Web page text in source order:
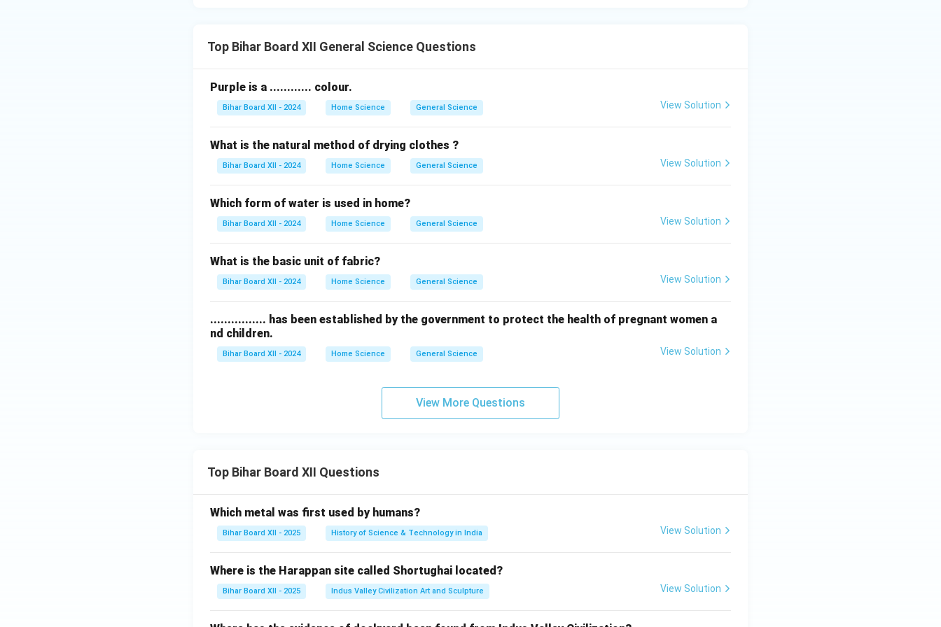
Top Bihar Board XII General Science Questions
Purple is a ............ colour.
Bihar Board XII - 2024 Home Science General Science View Solution
What is the natural method of drying clothes ?
Bihar Board XII - 2024 Home Science General Science View Solution
Which form of water is used in home?
Bihar Board XII - 2024 Home Science General Science View Solution
What is the basic unit of fabric?
Bihar Board XII - 2024 Home Science General Science View Solution
................ has been established by the government to protect the health of pregnant women a
nd children.
Bihar Board XII - 2024 Home Science General Science View Solution
View More Questions
Top Bihar Board XII Questions
Which metal was first used by humans?
Bihar Board XII - 2025 History of Science & Technology in India View Solution
Where is the Harappan site called Shortughai located?
Bihar Board XII - 2025 Indus Valley Civilization Art and Sculpture View Solution